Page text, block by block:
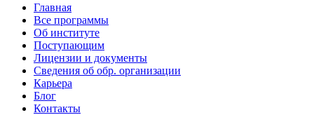
Главная
Все программы
Об институте
Поступающим
Лицензии и документы
Сведения об обр. организации
Карьера
Блог
Контакты